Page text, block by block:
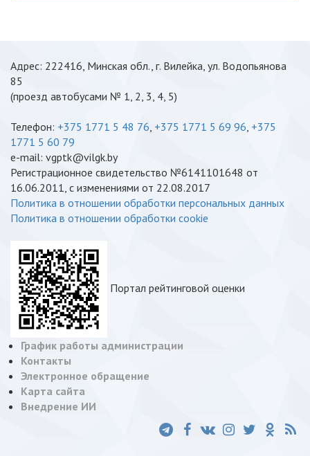
Адрес: 222416, Минская обл., г. Вилейка, ул. Водопьянова
85
(проезд автобусами № 1, 2, 3, 4, 5)
Телефон: +375 1771 5 48 76 +375 1771 5 69 96 +375
1771 5 60 79
e-mail: vgptk@vilgk.by
Регистрационное свидетельство №6141101648 от
16.06.2011, с изменениями от 22.08.2017
Политика в отношении обработки персональных данных
Политика в отношении обработки cookie
Портал рейтинговой оценки
График работы администрации
Контакты
Электронное обращение
Карта сайта
Внедрение ИИ